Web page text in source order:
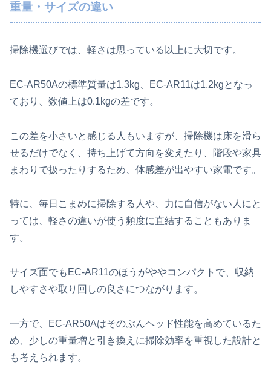
重量・サイズの違い
掃除機選びでは、軽さは思っている以上に大切です。
EC-AR50Aの標準質量は1.3kg、EC-AR11は1.2kgとなっ
ており、数値上は0.1kgの差です。
この差を小さいと感じる人もいますが、掃除機は床を滑ら
せるだけでなく、持ち上げて方向を変えたり、階段や家具
まわりで扱ったりするため、体感差が出やすい家電です。
特に、毎日こまめに掃除する人や、力に自信がない人にと
っては、軽さの違いが使う頻度に直結することもありま
す。
サイズ面でもEC-AR11のほうがややコンパクトで、収納
しやすさや取り回しの良さにつながります。
一方で、EC-AR50Aはそのぶんヘッド性能を高めているた
め、少しの重量増と引き換えに掃除効率を重視した設計と
も考えられます。